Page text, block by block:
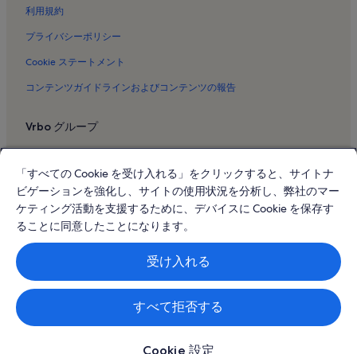
伊豆市のバケーションレンタル
湯前神社のバケーションレンタル
千本浜公園のバケーションレンタル
網代温泉のバケーションレンタル
西熱海ゴルフ コースのバケーションレンタル
らららサンビーチのバケーションレンタル
お宮の松 / 貫一 お宮の像のバケーションレンタル
土肥海岸のバケーションレンタル
アカオ フォレストのバケーションレンタル
ベルナール ビュフェ美術館のバケーションレンタル
日枝神社のバケーションレンタル
熱海サン ビーチのバケーションレンタル
エスパルス ドリーム プラザのバケーションレンタル
利用規約
プライバシーポリシー
Cookie ステートメント
コンテンツガイドラインおよびコンテンツの報告
Vrbo グループ
Vrbo
Abritel.fr
FeWo-direkt.de
Bookabach.co.nz
© 2026 Vrbo, an Expedia Group company. All rights reserved. Vrbo およ
び Vrbo のロゴは、HomeAway.com, Inc. の商標または登録商標です。
「すべての Cookie を受け入れる」をクリックすると、サイトナ
ビゲーションを強化し、サイトの使用状況を分析し、弊社のマー
ケティング活動を支援するために、デバイスに Cookie を保存す
ることに同意したことになります。
受け入れる
すべて拒否する
Cookie 設定